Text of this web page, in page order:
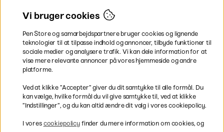
EU
* Specifikkefragtvilkår gælder for
voluminøse varer.
Hurtig levering til hele Danmark
Vi bruger cookies
Pen Store og samarbejdspartnere bruger cookies og lignende
teknologier til at tilpasse indhold og annoncer, tilbyde funktioner til
sociale medier og analysere trafik. Vi kan dele information for at
vise mere relevante annoncer på vores hjemmeside og andre
platforme.
Ved at klikke ”Accepter” giver du dit samtykke til alle formål. Du
kan vælge, hvilke formål du vil give samtykke til, ved at klikke
”Indstillinger”, og du kan altid ændre dit valg i vores cookiepolicy.
I vores cookiepolicyfinder du mere information om cookies, og